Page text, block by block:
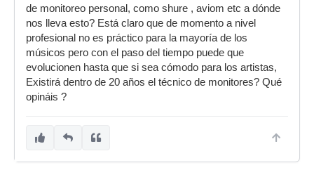
de monitoreo personal, como shure , aviom etc a dónde
nos lleva esto? Está claro que de momento a nivel
profesional no es práctico para la mayoría de los
músicos pero con el paso del tiempo puede que
evolucionen hasta que si sea cómodo para los artistas,
Existirá dentro de 20 años el técnico de monitores? Qué
opináis ?